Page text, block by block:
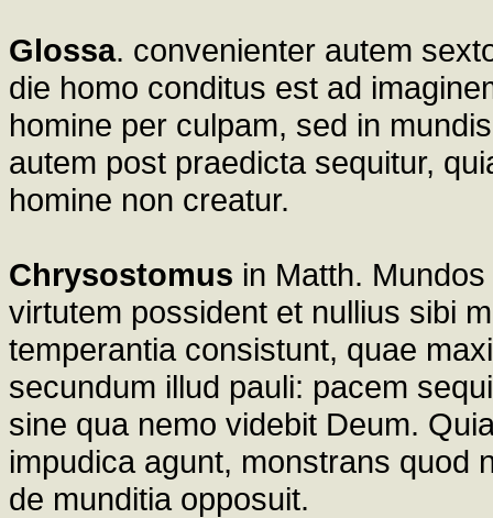
Glossa. convenienter autem
die homo conditus est ad
homine per culpam, sed in
autem post praedicta sequitur,
homine non creatur.
Chrysostomus in Matth.
virtutem possident et nullius sibi
temperantia consistunt, quae
secundum illud pauli: pacem
sine qua nemo videbit Deum.
impudica agunt, monstrans quod
de munditia opposuit.